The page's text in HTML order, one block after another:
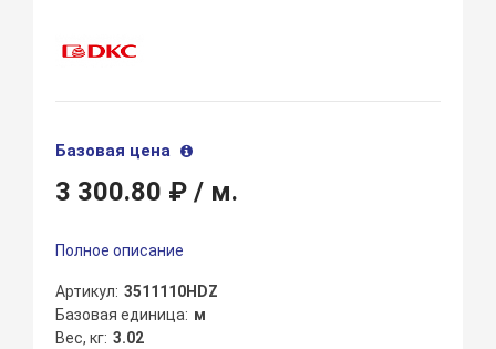
Базовая цена
3 300.80 ₽/ м.
Полное описание
Артикул 3511110HDZ
Базовая единица м
Вес, кг 3.02